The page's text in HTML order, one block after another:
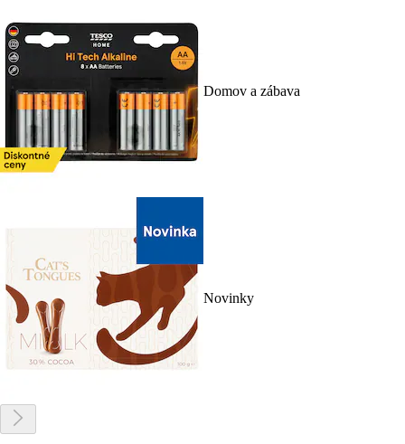
Domov a zábava
Novinky